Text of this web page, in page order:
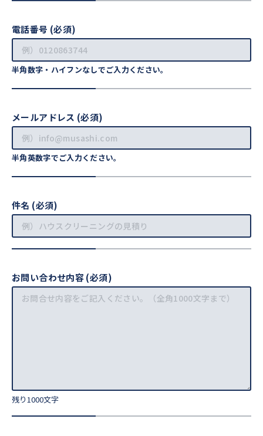
電話番号 (必須)
半角数字・ハイフンなしでご入力ください。
メールアドレス (必須)
半角英数字でご入力ください。
件名 (必須)
お問い合わせ内容 (必須)
残り1000文字